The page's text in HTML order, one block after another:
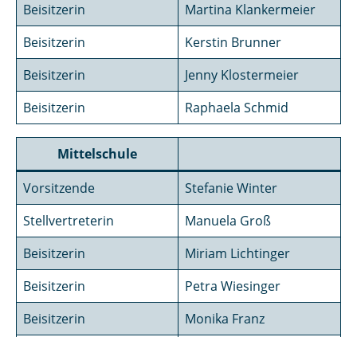
Beisitzerin
Martina Klankermeier
Beisitzerin
Kerstin Brunner
Beisitzerin
Jenny Klostermeier
Beisitzerin
Raphaela Schmid
Mittelschule
Vorsitzende
Stefanie Winter
Stellvertreterin
Manuela Groß
Beisitzerin
Miriam Lichtinger
Beisitzerin
Petra Wiesinger
Beisitzerin
Monika Franz